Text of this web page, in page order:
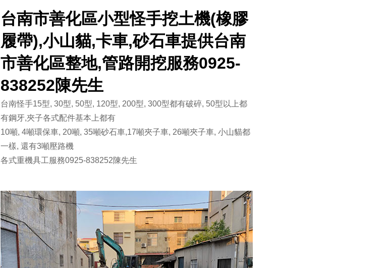
台南市善化區小型怪手挖土機(橡膠
履帶),小山貓,卡車,砂石車提供台南
市善化區整地,管路開挖服務0925-
838252陳先生
台南怪手15型, 30型, 50型, 120型, 200型, 300型都有破碎, 50型以上都
有鋼牙,夾子各式配件基本上都有
10噸, 4噸環保車, 20噸, 35噸砂石車,17噸夾子車, 26噸夾子車, 小山貓都
一樣, 還有3噸壓路機
各式重機具工服務0925-838252陳先生